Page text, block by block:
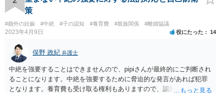
策
#婚外の妊娠 #中絶 #子の認知 #養育費 #親族関係 #離婚協議
2023年4月9日 役にたった 14
俣野 政紀 弁護士
中絶を強要することはできませんので、pipiさんが最終的にご判断され
ることになります。中絶を強要するために脅迫的な発言があれば犯罪
となります。養育費も受け取る権利もありますので、認知等につきお